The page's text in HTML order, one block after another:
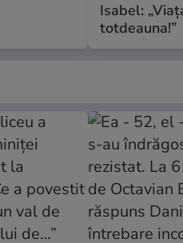
Isabel:
totdeauna!”